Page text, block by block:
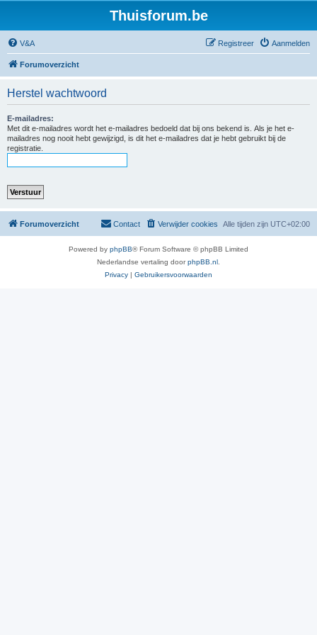
Thuisforum.be
V&A Aanmelden
Registreer
Forumoverzicht
Herstel wachtwoord
E-mailadres:
Met dit e-mailadres wordt het e-mailadres bedoeld dat bij ons bekend is. Als je het e-
mailadres nog nooit hebt gewijzigd, is dit het e-mailadres dat je hebt gebruikt bij de
registratie.
Forumoverzicht Alle tijden zijn UTC+02:00
Verwijder cookies
Contact
Powered by phpBB® Forum Software © phpBB Limited
Nederlandse vertaling doorphpBB.nl
Privacy | Gebruikersvoorwaarden